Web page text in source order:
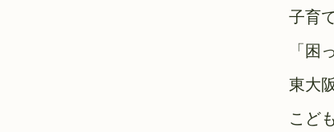
子育
「困
東大
こど